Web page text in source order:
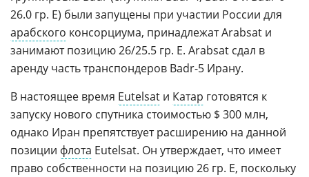
26.0 гр. E) были запущены при участии России для
арабского консорциума, принадлежат Arabsat и
занимают позицию 26/25.5 гр. E. Arabsat сдал в
аренду часть транспондеров Badr-5 Ирану.
В настоящее время Eutelsat и Катар готовятся к
запуску нового спутника стоимостью $ 300 млн,
однако Иран препятствует расширению на данной
позиции флота Eutelsat. Он утверждает, что имеет
право собственности на позицию 26 гр. E, поскольку